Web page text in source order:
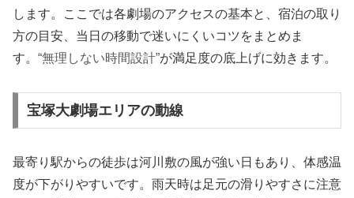
します。ここでは各劇場のアクセスの基本と、宿泊の取り
方の目安、当日の移動で迷いにくいコツをまとめま
す。 “無理しない時間設計”が満足度の底上げに効きます。
宝塚大劇場エリアの動線
最寄り駅からの徒歩は河川敷の風が強い日もあり、体感温
度が下がりやすいです。雨天時は足元の滑りやすさに注意